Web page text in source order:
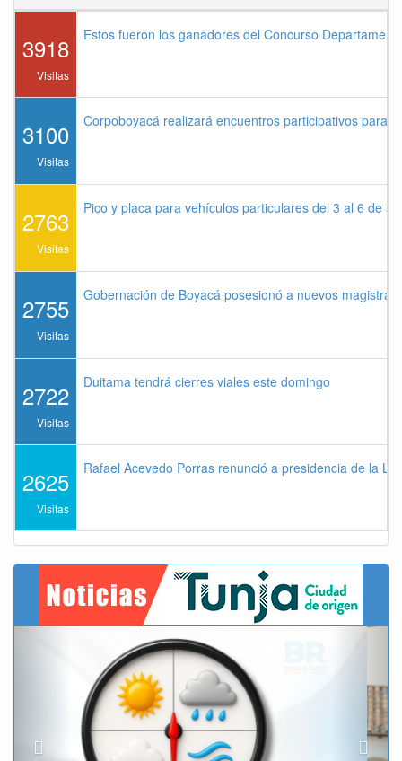
3918
Visitas
Estos fueron los ganadores del Concurso
3100
Visitas
Corpoboyacá realizará encuentros participativos para
2763
Visitas
Pico y placa para vehículos particulares del 3 al 6 de
2755
Visitas
Gobernación de Boyacá posesionó a nuevos
2722
Visitas
Duitama tendrá cierres viales este domingo
2625
Visitas
Rafael Acevedo Porras renunció a presidencia de la